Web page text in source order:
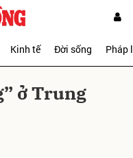
Kinh tế Đời sống Pháp
ở Trung